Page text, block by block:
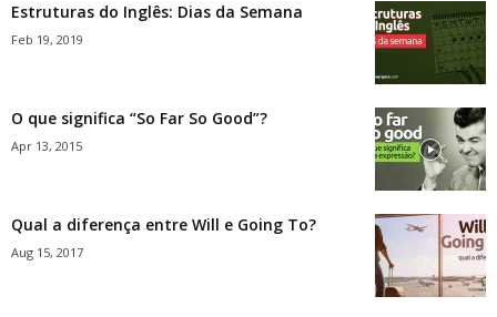
Estruturas do Inglês: Dias da Semana
Feb 19, 2019
O que significa “So Far So Good”?
Apr 13, 2015
Qual a diferença entre Will e Going To?
Aug 15, 2017